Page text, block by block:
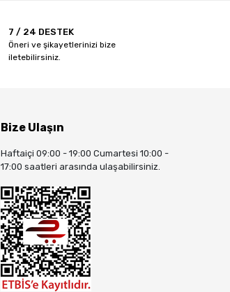
7 / 24 DESTEK
Öneri ve şikayetlerinizi bize
iletebilirsiniz.
Bize Ulaşın
Haftaiçi 09:00 - 19:00 Cumartesi 10:00 -
17:00 saatleri arasında ulaşabilirsiniz.